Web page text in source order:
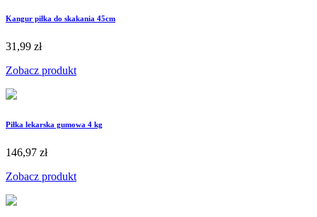
Kangur piłka do skakania 45cm
31,99 zł
Zobacz produkt
Piłka lekarska gumowa 4 kg
146,97 zł
Zobacz produkt